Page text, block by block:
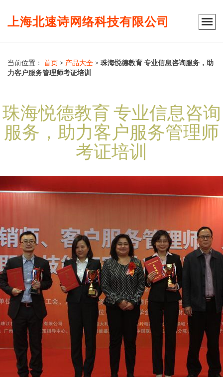
上海北速诗网络科技有限公司
当前位置： 首页 > 产品大全 > 珠海悦德教育 专业信息咨询服务，助
力客户服务管理师考证培训
珠海悦德教育 专业信息咨询
服务，助力客户服务管理师
考证培训